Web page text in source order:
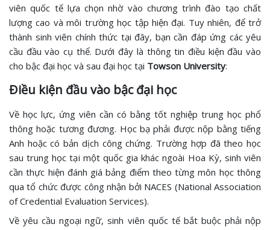
viên quốc tế lựa chọn nhờ vào chương trình đào tạo chất
lượng cao và môi trường học tập hiện đại. Tuy nhiên, để trở
thành sinh viên chính thức tại đây, bạn cần đáp ứng các yêu
cầu đầu vào cụ thể. Dưới đây là thông tin điều kiện đầu vào
cho bậc đại học và sau đại học tại Towson University:
Điều kiện đầu vào bậc đại học
Về học lực, ứng viên cần có bằng tốt nghiệp trung học phổ
thông hoặc tương đương. Học bạ phải được nộp bằng tiếng
Anh hoặc có bản dịch công chứng. Trường hợp đã theo học
sau trung học tại một quốc gia khác ngoài Hoa Kỳ, sinh viên
cần thực hiện đánh giá bảng điểm theo từng môn học thông
qua tổ chức được công nhận bởi NACES (National Association
of Credential Evaluation Services).
Về yêu cầu ngoại ngữ, sinh viên quốc tế bắt buộc phải nộp